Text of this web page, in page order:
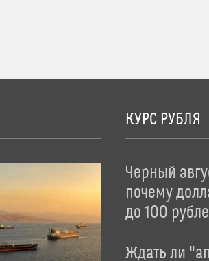
КУРС РУБЛЯ
Черный
почему
до 100
Ждать ли